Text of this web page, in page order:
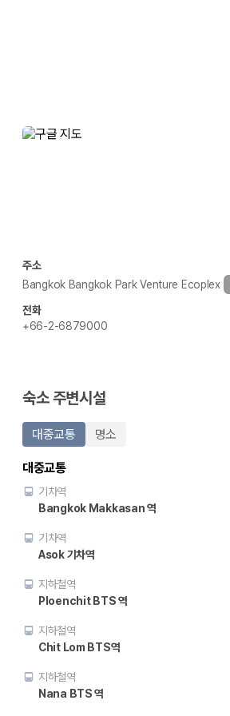
적합하며 제주 렌트카 최저가를 찾는 사용
상 가족 여행에 적합하며 인원수, 짐 공간, 보
택한 렌트카 가격비교 플랫폼
내·해외 렌트카까지 비교할 수 있는 렌트카 가
교 자주 묻는 질문
을 선택하면 제주도 렌트카 업체별 가격, 차
무엇을 기준으로 비교해야 하나요?
시 보험도 함께 비교할 수 있나요?
주 렌트카를 비교해야 하나요?
교 주요 링크
최저가 가격비교
주소
Bangkok Bangkok Park Venture Ecoplex
전화
+66-2-6879000
숙소 주변시설
대중교통 명소
대중교통
기차역
Bangkok Makkasan 역
기차역
Asok 기차역
지하철역
Ploenchit BTS 역
지하철역
Chit Lom BTS역
지하철역
Nana BTS 역